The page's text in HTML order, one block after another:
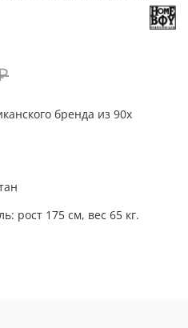
бренда из 90х
рост 175 см, вес 65 кг.